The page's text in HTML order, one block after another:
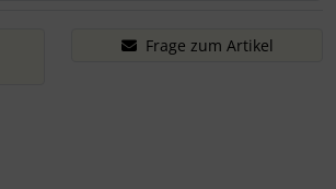
Frage zum Artikel